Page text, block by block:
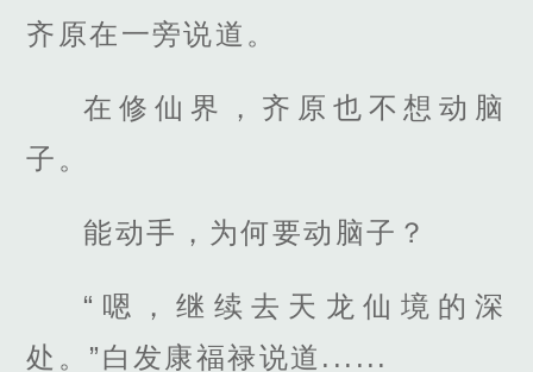
齐原在一旁说道。
在修仙界，齐原也不想动脑
子。
能动手，为何要动脑子？
“嗯，继续去天龙仙境的深
处。”白发康福禄说道......